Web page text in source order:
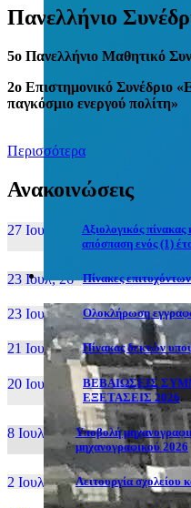
Πανελλήνιο
5o Πανελλήνιο Μαθητικό
2ο Επιστημονικό Συνέδριο
παγκόσμιο ενεργού πολίτη»
Περισσότερα
Ανακοινώσεις
27 Ιουν, 26
Αξιολογικός
απόσπαση ενός (1)
23 Ιουλ, 26 Πίνακες επιτυχόντων
23 Ιουλ, 26 Ολοκλήρωση
21 Ιουλ, 26 Πίνακας δεκτών
20 Ιουλ, 26
ΒΕΒΑΙΩΣΕΙΣ
ΕΞΕΤΑΣΕΙΣ 2026
8 Ιουλ, 26
Υποβολή
μηχανογραφικού 2026
2 Ιουλ, 26 Λειτουργία σχολείου